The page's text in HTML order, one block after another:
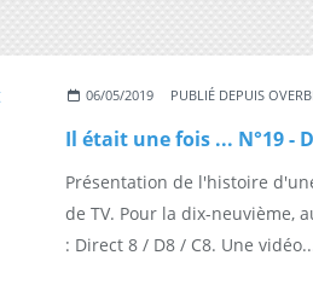
06/05/2019 PUBLIÉ DEPUIS
Présentation de l'histoire
de TV. Pour la dix-neuvième,
: Direct 8 / D8 / C8. Une